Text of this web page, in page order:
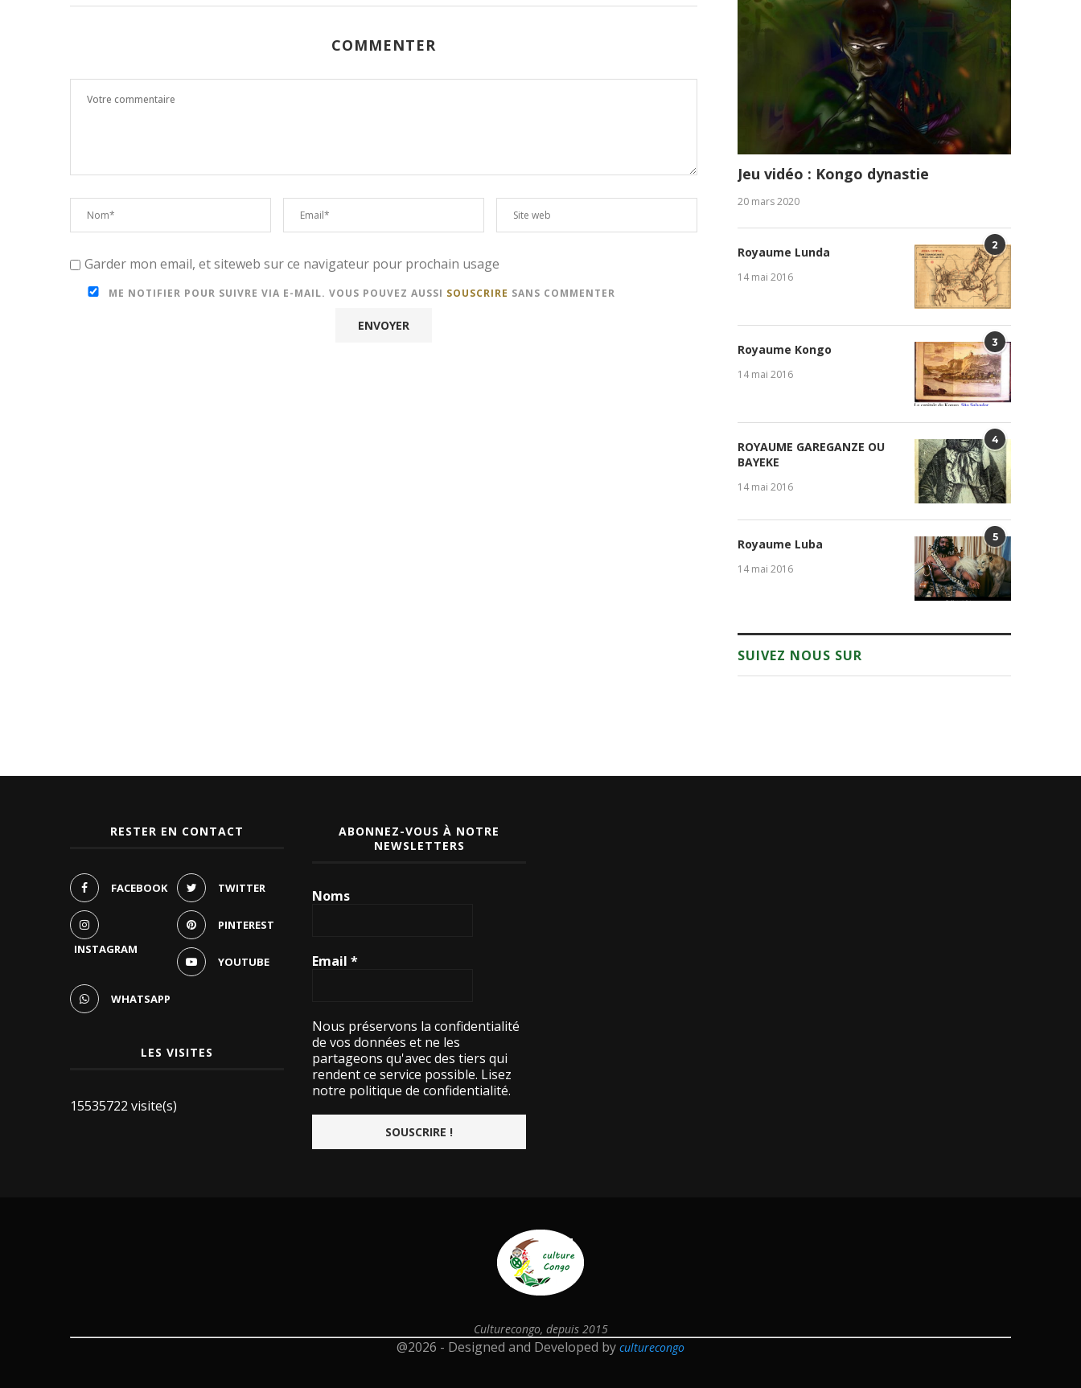
COMMENTER
Garder mon email, et siteweb sur ce navigateur pour prochain usage
ME NOTIFIER POUR SUIVRE VIA E-MAIL. VOUS POUVEZ AUSSI SOUSCRIRE SANS COMMENTER
Jeu vidéo : Kongo dynastie
20 mars 2020
2
Royaume Lunda
14 mai 2016
3
Royaume Kongo
14 mai 2016
4
ROYAUME GAREGANZE OU
BAYEKE
14 mai 2016
5
Royaume Luba
14 mai 2016
SUIVEZ NOUS SUR
RESTER EN CONTACT
FACEBOOK TWITTER
INSTAGRAM
PINTEREST
YOUTUBE
WHATSAPP
LES VISITES
15535722 visite(s)
ABONNEZ-VOUS À NOTRE
NEWSLETTERS
Noms
Email*
Nous préservons la confidentialité
de vos données et ne les
partageons qu'avec des tiers qui
rendent ce service possible. Lisez
notre politique de confidentialité.
Culturecongo, depuis 2015
@2026 - Designed and Developed by culturecongo